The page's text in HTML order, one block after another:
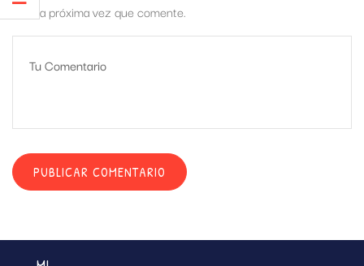
para la próxima vez que comente.